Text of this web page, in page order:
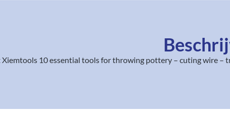
10 essential tools for throwing pottery – cuting wire –